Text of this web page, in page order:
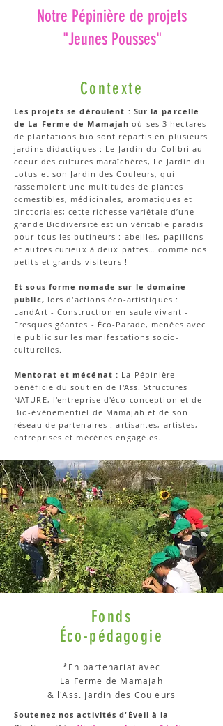
Notre Pépinière de projets
"Jeunes Pousses"
Contexte
Les projets se déroulent : Sur la parcelle
de La Ferme de Mamajah où ses 3 hectares
de plantations bio sont répartis en plusieurs
jardins didactiques : Le Jardin du Colibri au
coeur des cultures maraîchères, Le Jardin du
Lotus et son Jardin des Couleurs, qui
rassemblent une multitudes de plantes
comestibles, médicinales, aromatiques et
tinctoriales; cette richesse variétale d’une
grande Biodiversité est un véritable paradis
pour tous les butineurs : abeilles, papillons
et autres curieux à deux pattes… comme nos
petits et grands visiteurs !
Et sous forme nomade sur le domaine
public, lors d'actions éco-artistiques :
LandArt - Construction en saule vivant -
Fresques géantes - Éco-Parade, menées avec
le public sur les manifestations socio-
culturelles.
Mentorat et mécénat : La Pépinière
bénéficie du soutien de l'Ass. Structures
NATURE, l'entreprise d'éco-conception et de
Bio-événementiel de Mamajah et de son
réseau de partenaires : artisan.es, artistes,
entreprises et mécènes engagé.es.
Fonds
Éco-pédagogie
*En partenariat avec
La Ferme de Mamajah
& l'Ass. Jardin des Couleurs
Soutenez nos activités d'Éveil à la